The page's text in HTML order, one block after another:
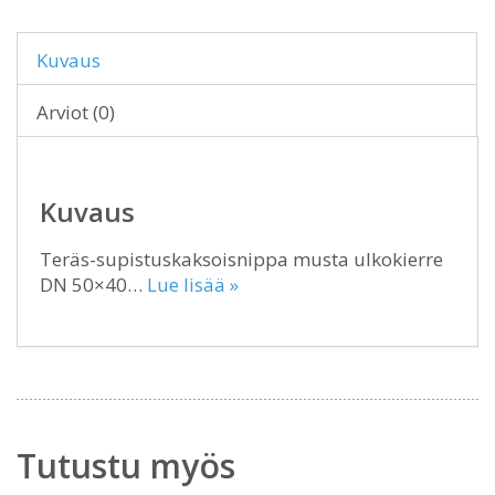
Kuvaus
Arviot (0)
Kuvaus
Teräs-supistuskaksoisnippa musta ulkokierre
DN 50×40… Lue lisää »
Tutustu myös